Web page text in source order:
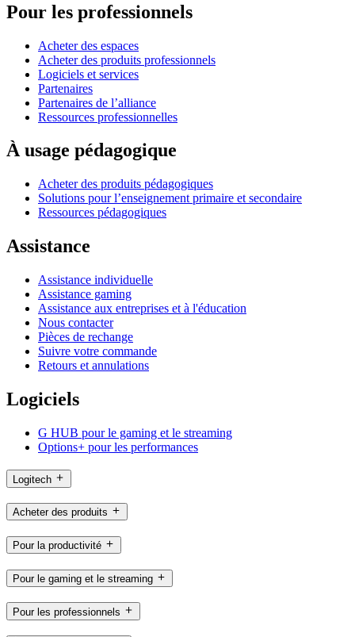
Pour les professionnels
Acheter des espaces
Acheter des produits professionnels
Logiciels et services
Partenaires
Partenaires de l’alliance
Ressources professionnelles
À usage pédagogique
Acheter des produits pédagogiques
Solutions pour l’enseignement primaire et secondaire
Ressources pédagogiques
Assistance
Assistance individuelle
Assistance gaming
Assistance aux entreprises et à l'éducation
Nous contacter
Pièces de rechange
Suivre votre commande
Retours et annulations
Logiciels
G HUB pour le gaming et le streaming
Options+ pour les performances
Logitech
Acheter des produits
Pour la productivité
Pour le gaming et le streaming
Pour les professionnels